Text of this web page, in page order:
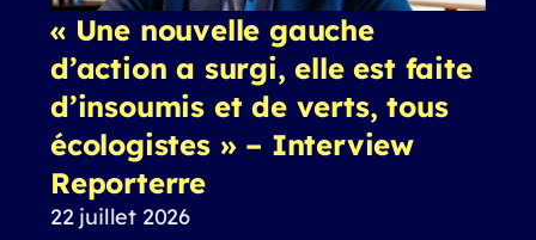
« Une nouvelle gauche
d’action a surgi, elle est faite
d’insoumis et de verts, tous
écologistes » – Interview
Reporterre
22 juillet 2026